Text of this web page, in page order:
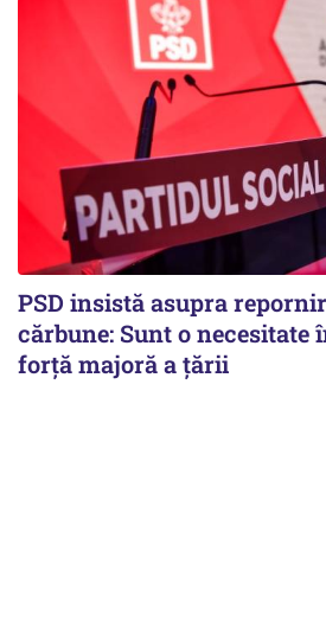
PSD insistă asupra
cărbune: Sunt o necesitate
forță majoră a țării